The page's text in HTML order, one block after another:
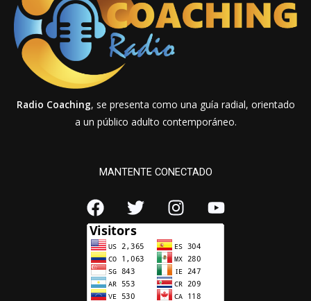
Radio Coaching, se presenta como una guía radial, orientado
a un público adulto contemporáneo.
MANTENTE CONECTADO